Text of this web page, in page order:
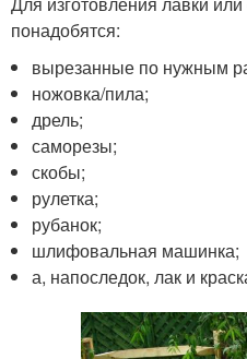
понадобятся:
вырезанные по нужным
ножовка/пила;
дрель;
саморезы;
скобы;
рулетка;
рубанок;
шлифовальная машинка;
а, напоследок, лак и